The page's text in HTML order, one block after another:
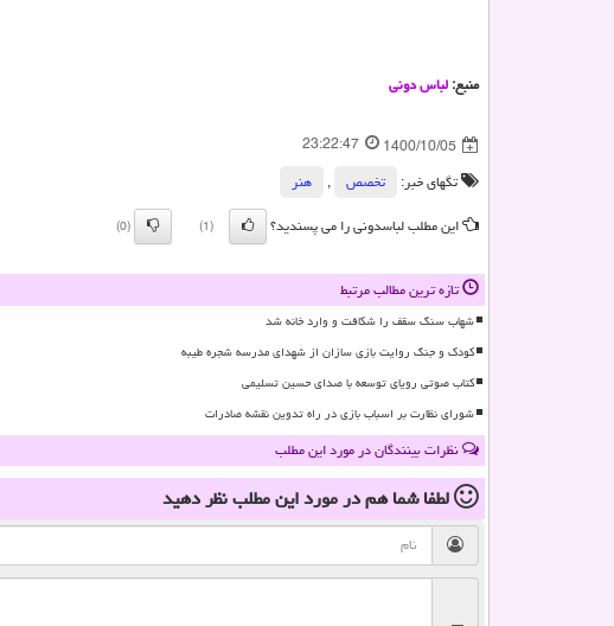
منبع:لباس دونی
1400/10/05
23:22:47
تگهای خبر:
تخصص ,
هنر
این مطلب لباسدونی را می پسندید؟
(1)
(0)
تازه ترین مطالب مرتبط
شهاب سنگ سقف را شکافت و وارد خانه شد
کودک و جنگ روایت بازی سازان از شهدای مدرسه شجره طیبه
کتاب صوتی رویای توسعه با صدای حسین تسلیمی
شورای نظارت بر اسباب بازی در راه تدوین نقشه صادرات
نظرات بینندگان در مورد این مطلب
لطفا شما همدر مورد این مطلبنظر دهید